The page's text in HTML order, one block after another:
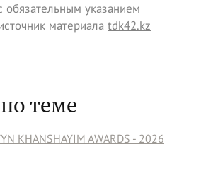
обязательным указанием
материала tdk42.kz
теме
KHANSHAYIM AWARDS - 2026